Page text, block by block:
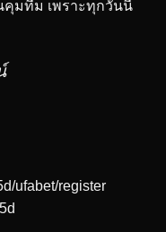
คุมทีม เพราะทุกวันนี้
ufabet/register